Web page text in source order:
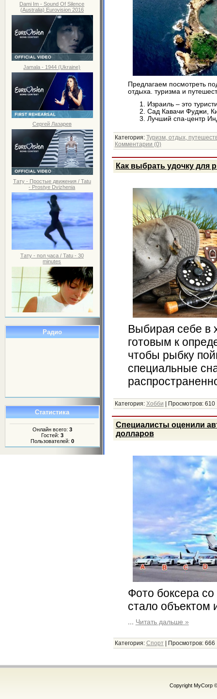
Dami Im - Sound Of Silence
(Australia) Eurovision 2016
Jamala - 1944 (Ukraine)
Сергей Лазарев
Тату - Простые движения / Tatu
- Prostye Dvizhenia
Тату - пол часа / Tatu - 30
minutes
Радио
Статистика
Онлайн всего: 3
Гостей: 3
Пользователей: 0
Предлагаем посмотреть
отдыха. туризма и
Израиль – это
Сад Кавачи Фуджи,
Лучший спа-центр
Категория: Туризм, отдых,
Комментарии (0)
Как выбрать удочку для
Выбирая себе в
готовым к
чтобы рыбку
специальные
Категория: Хобби | Просмотров: 610
Специалисты оценили
долларов
Фото боксера
стало объектом
Читать дальше »
Категория: Спорт| Просмотров: 666
Copyright MyCorp